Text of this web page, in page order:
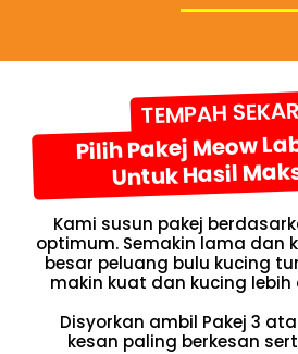
TEMPAH
Pilih Pakej Meow
Untuk Hasil
Kami susun pakej
optimum. Semakin lama dan
besar peluang bulu kucing
makin kuat dan kucing
Disyorkan ambil Pakej 3
kesan paling berkesan